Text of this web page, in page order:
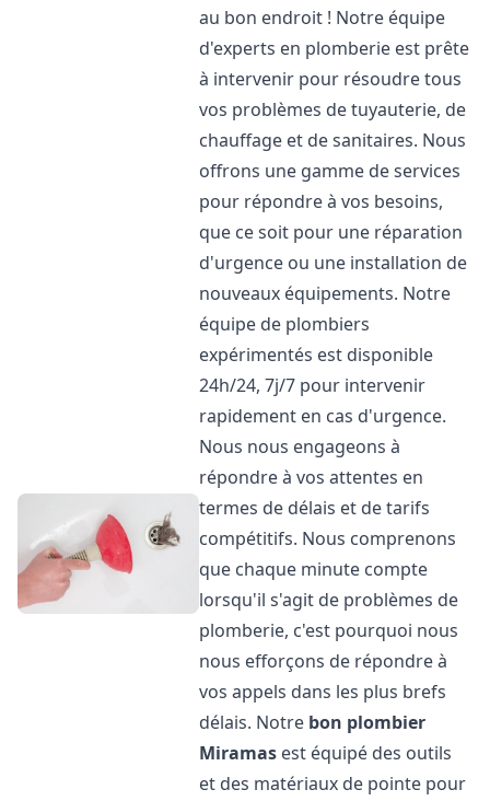
au bon endroit ! Notre équipe
d'experts en plomberie est prête
à intervenir pour résoudre tous
vos problèmes de tuyauterie, de
chauffage et de sanitaires. Nous
offrons une gamme de services
pour répondre à vos besoins,
que ce soit pour une réparation
d'urgence ou une installation de
nouveaux équipements. Notre
équipe de plombiers
expérimentés est disponible
24h/24, 7j/7 pour intervenir
rapidement en cas d'urgence.
Nous nous engageons à
répondre à vos attentes en
termes de délais et de tarifs
compétitifs. Nous comprenons
que chaque minute compte
lorsqu'il s'agit de problèmes de
plomberie, c'est pourquoi nous
nous efforçons de répondre à
vos appels dans les plus brefs
délais. Notre bon plombier
Miramas est équipé des outils
et des matériaux de pointe pour